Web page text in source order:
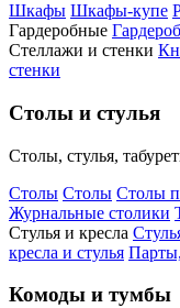
Шкафы Шкафы-купе
Гардеробные
Стеллажи и стенки
стенки
Столы и стулья
Столы, стулья,
Столы Столы Столы
Журнальные столики
Стулья и кресла
кресла и стулья
Комоды и тумбы